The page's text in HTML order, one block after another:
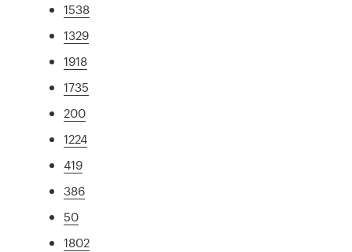
1538
1329
1918
1735
200
1224
419
386
50
1802